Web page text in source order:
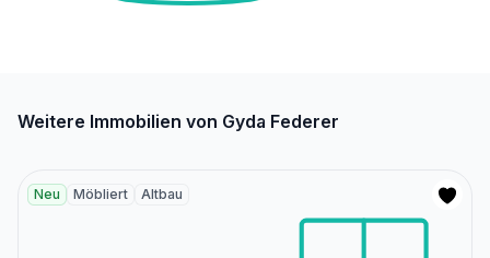
Weitere Immobilien von Gyda Federer
Neu Möbliert Altbau